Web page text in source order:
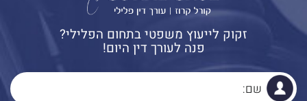
זקוק לייעוץ משפטי בתחום הפלילי?
פנה לעורך דין היום!